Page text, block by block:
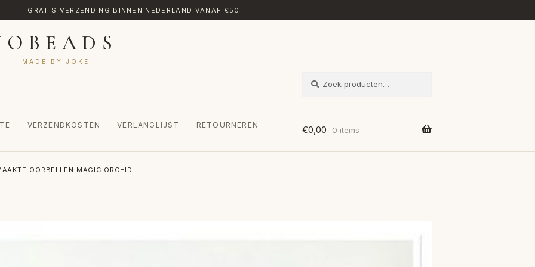
GRATIS VERZENDING BINNEN NEDERLAND VANAF €50
MADE BY JOKE
naar:
VERZENDKOSTEN VERLANGLIJST RETOURNEREN
MIJN ACCOUNT RETOURNEREN TRANSLATE VERLANGLIJST
€0,00 0 items
OORBELLEN MAGIC ORCHID